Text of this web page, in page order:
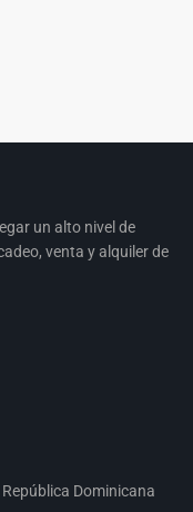
un alto nivel de
venta y alquiler de
Dominicana